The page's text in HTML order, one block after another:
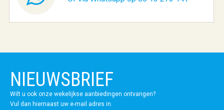
NIEUWSBRIEF
Wilt u ook onze wekelijkse aanbiedingen ontvangen?
Vul dan hiernaast uw e-mail adres in.